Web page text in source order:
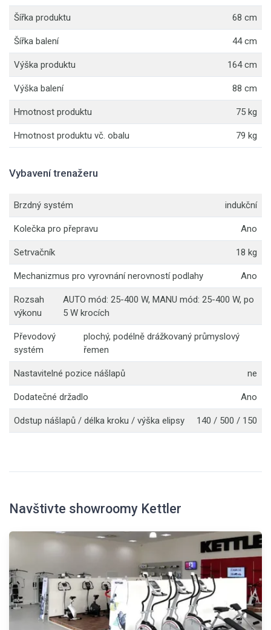
Šířka produktu 68 cm
Šířka balení 44 cm
Výška produktu 164 cm
Výška balení 88 cm
Hmotnost produktu 75 kg
Hmotnost produktu vč. obalu 79 kg
Vybavení trenažeru
Brzdný systém indukční
Kolečka pro přepravu Ano
Setrvačník 18 kg
Mechanizmus pro vyrovnání nerovností podlahy Ano
Rozsah
výkonu
AUTO mód: 25-400 W, MANU mód: 25-400 W, po
5 W krocích
Převodový
systém
plochý, podélně drážkovaný průmyslový
řemen
Nastavitelné pozice nášlapů ne
Dodatečné držadlo Ano
Odstup nášlapů / délka kroku / výška elipsy 140 / 500 / 150
Navštivte showroomy Kettler